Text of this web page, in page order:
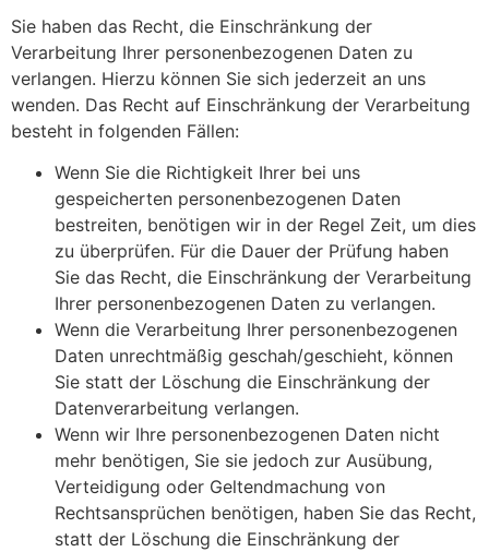
Sie haben das Recht, die Einschränkung der
Verarbeitung Ihrer personenbezogenen Daten zu
verlangen. Hierzu können Sie sich jederzeit an uns
wenden. Das Recht auf Einschränkung der Verarbeitung
besteht in folgenden Fällen:
Wenn Sie die Richtigkeit Ihrer bei uns
gespeicherten personenbezogenen Daten
bestreiten, benötigen wir in der Regel Zeit, um dies
zu überprüfen. Für die Dauer der Prüfung haben
Sie das Recht, die Einschränkung der Verarbeitung
Ihrer personenbezogenen Daten zu verlangen.
Wenn die Verarbeitung Ihrer personenbezogenen
Daten unrechtmäßig geschah/geschieht, können
Sie statt der Löschung die Einschränkung der
Datenverarbeitung verlangen.
Wenn wir Ihre personenbezogenen Daten nicht
mehr benötigen, Sie sie jedoch zur Ausübung,
Verteidigung oder Geltendmachung von
Rechtsansprüchen benötigen, haben Sie das Recht,
statt der Löschung die Einschränkung der